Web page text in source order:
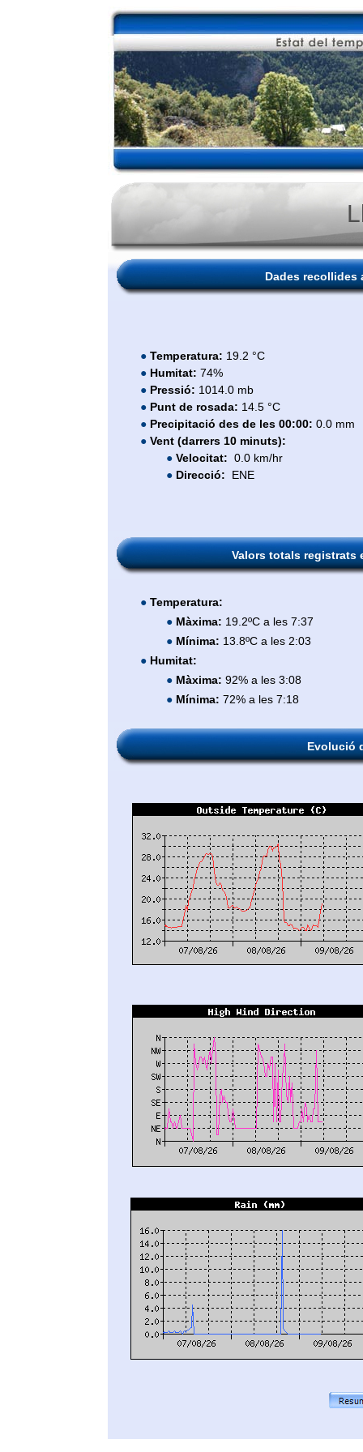
Dades recollides
● Temperatura: 19.2 °C
● Humitat: 74%
● Pressió: 1014.0 mb
● Punt de rosada: 14.5 °C
● Precipitació des de les 00:00: 0.0 mm
● Vent (darrers 10 minuts):
● Velocitat: 0.0 km/hr
● Direcció: ENE
Valors totals registrats
● Temperatura:
● Màxima: 19.2ºC a les 7:37
● Mínima: 13.8ºC a les 2:03
● Humitat:
● Màxima: 92% a les 3:08
● Mínima: 72% a les 7:18
Evolució